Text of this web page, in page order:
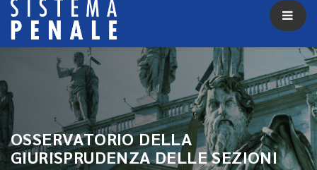
OSSERVATORIO DELLA
GIURISPRUDENZA DELLE SEZIONI